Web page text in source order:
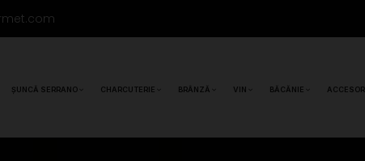
ȘUNCĂ SERRANO CHARCUTERIE BRÂNZĂ VIN BĂCĂNIE